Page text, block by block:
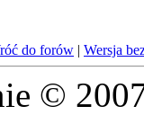
do forów | Wersja
©